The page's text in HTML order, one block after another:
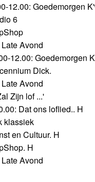
12.00: Goedemorgen
6
Avond
12.00: Goedemorgen
Dick.
Avond
Zijn lof ...'
Dat ons loflied.. H
klassiek
en Cultuur. H
H
Avond